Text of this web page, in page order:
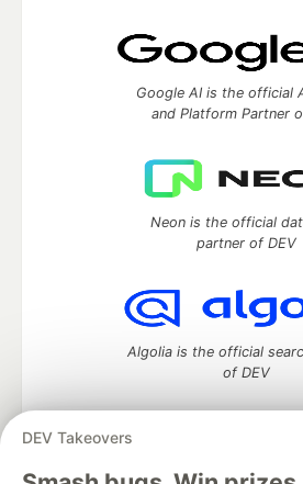
DEV Takeovers
Google AI is the official
and Platform Partner
Neon is the official
partner of DEV
Algolia is the official
of DEV
DEV Community— A space to discuss